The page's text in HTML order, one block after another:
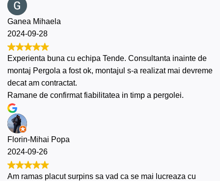
Ganea Mihaela
2024-09-28
Experienta buna cu echipa Tende. Consultanta inainte de
montaj Pergola a fost ok, montajul s-a realizat mai devreme
decat am contractat.
Ramane de confirmat fiabilitatea in timp a pergolei.
Florin-Mihai Popa
2024-09-26
Am ramas placut surpins sa vad ca se mai lucreaza cu